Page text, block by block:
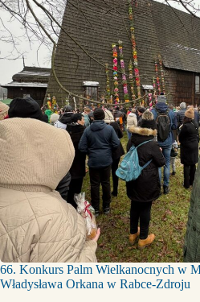
66. Konkurs Palm Wielkanocnych w
Władysława Orkana w Rabce-Zdroju